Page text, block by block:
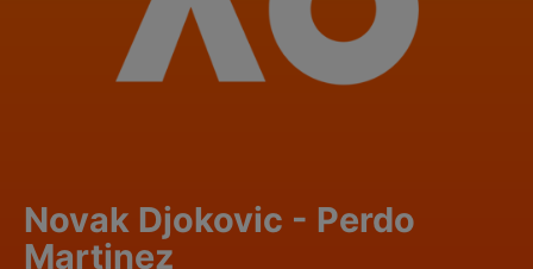
Novak Djokovic - Perdo
Martinez